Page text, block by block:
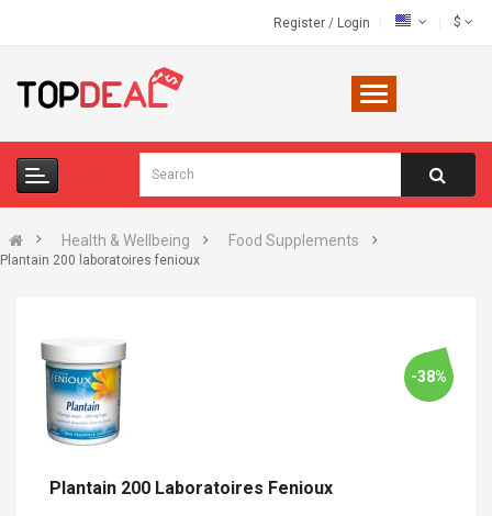
Register / Login $
Health & Wellbeing Food Supplements
Plantain 200 laboratoires fenioux
-38%
Plantain 200 Laboratoires Fenioux